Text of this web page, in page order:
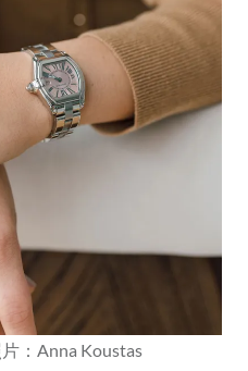
：Anna Koustas